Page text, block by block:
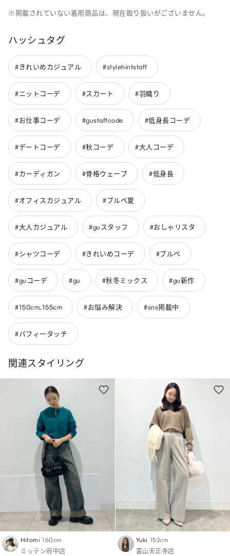
※掲載されていない着用商品は、現在取り扱いがございません。
ハッシュタグ
#きれいめカジュアル #stylehintstaff
#ニットコーデ #スカート #羽織り
#お仕事コーデ #gustaffcode #低身長コーデ
#デートコーデ #秋コーデ #大人コーデ
#カーディガン #骨格ウェーブ #低身長
#オフィスカジュアル #ブルベ夏
#大人カジュアル #guスタッフ #おしゃリスタ
#シャツコーデ #きれいめコーデ #ブルベ
#guコーデ #gu #秋冬ミックス #gu新作
#150cm_155cm #お悩み解決 #sns掲載中
#パフィータッチ
関連スタイリング
Hitomi 160cm
ミッテン府中店
Yuki 152cm
富山天正寺店